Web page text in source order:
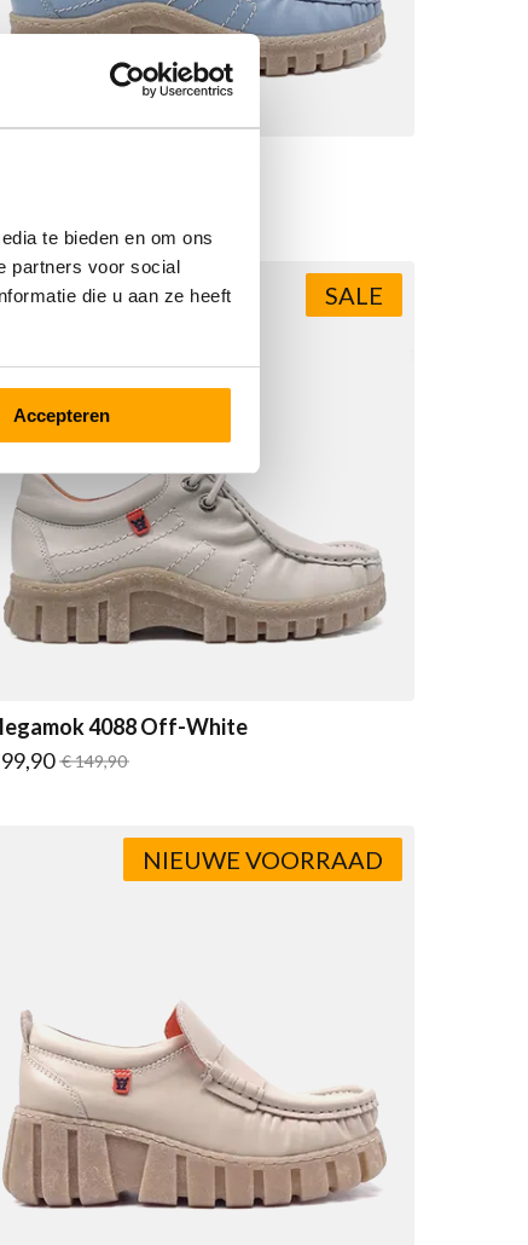
te bieden en om ons
partners voor social
die u aan ze heeft
Accepteren
4088 Off-White
Normale prijs
€ 149,90
SALE
NIEUWE VOORRAAD